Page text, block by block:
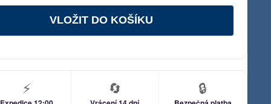
VLOŽIT DO KOŠÍKU
⚡ 🔄 🔒